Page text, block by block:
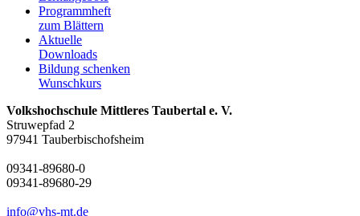
Programmheft
zum Blättern
Aktuelle
Downloads
Bildung schenken
Wunschkurs
Volkshochschule Mittleres Taubertal e. V.
Struwepfad 2
97941 Tauberbischofsheim
09341-89680-0
09341-89680-29
info@vhs-mt.de